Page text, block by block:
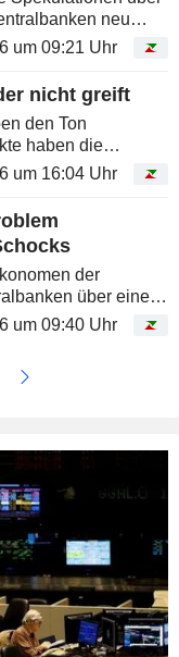
neu
hat die Arbeit
um 09:21 Uhr
nicht greift
den Ton
haben die
- vielleicht
um 16:04 Uhr
der
über einen
hinwegsehen
deutlich
um 09:40 Uhr